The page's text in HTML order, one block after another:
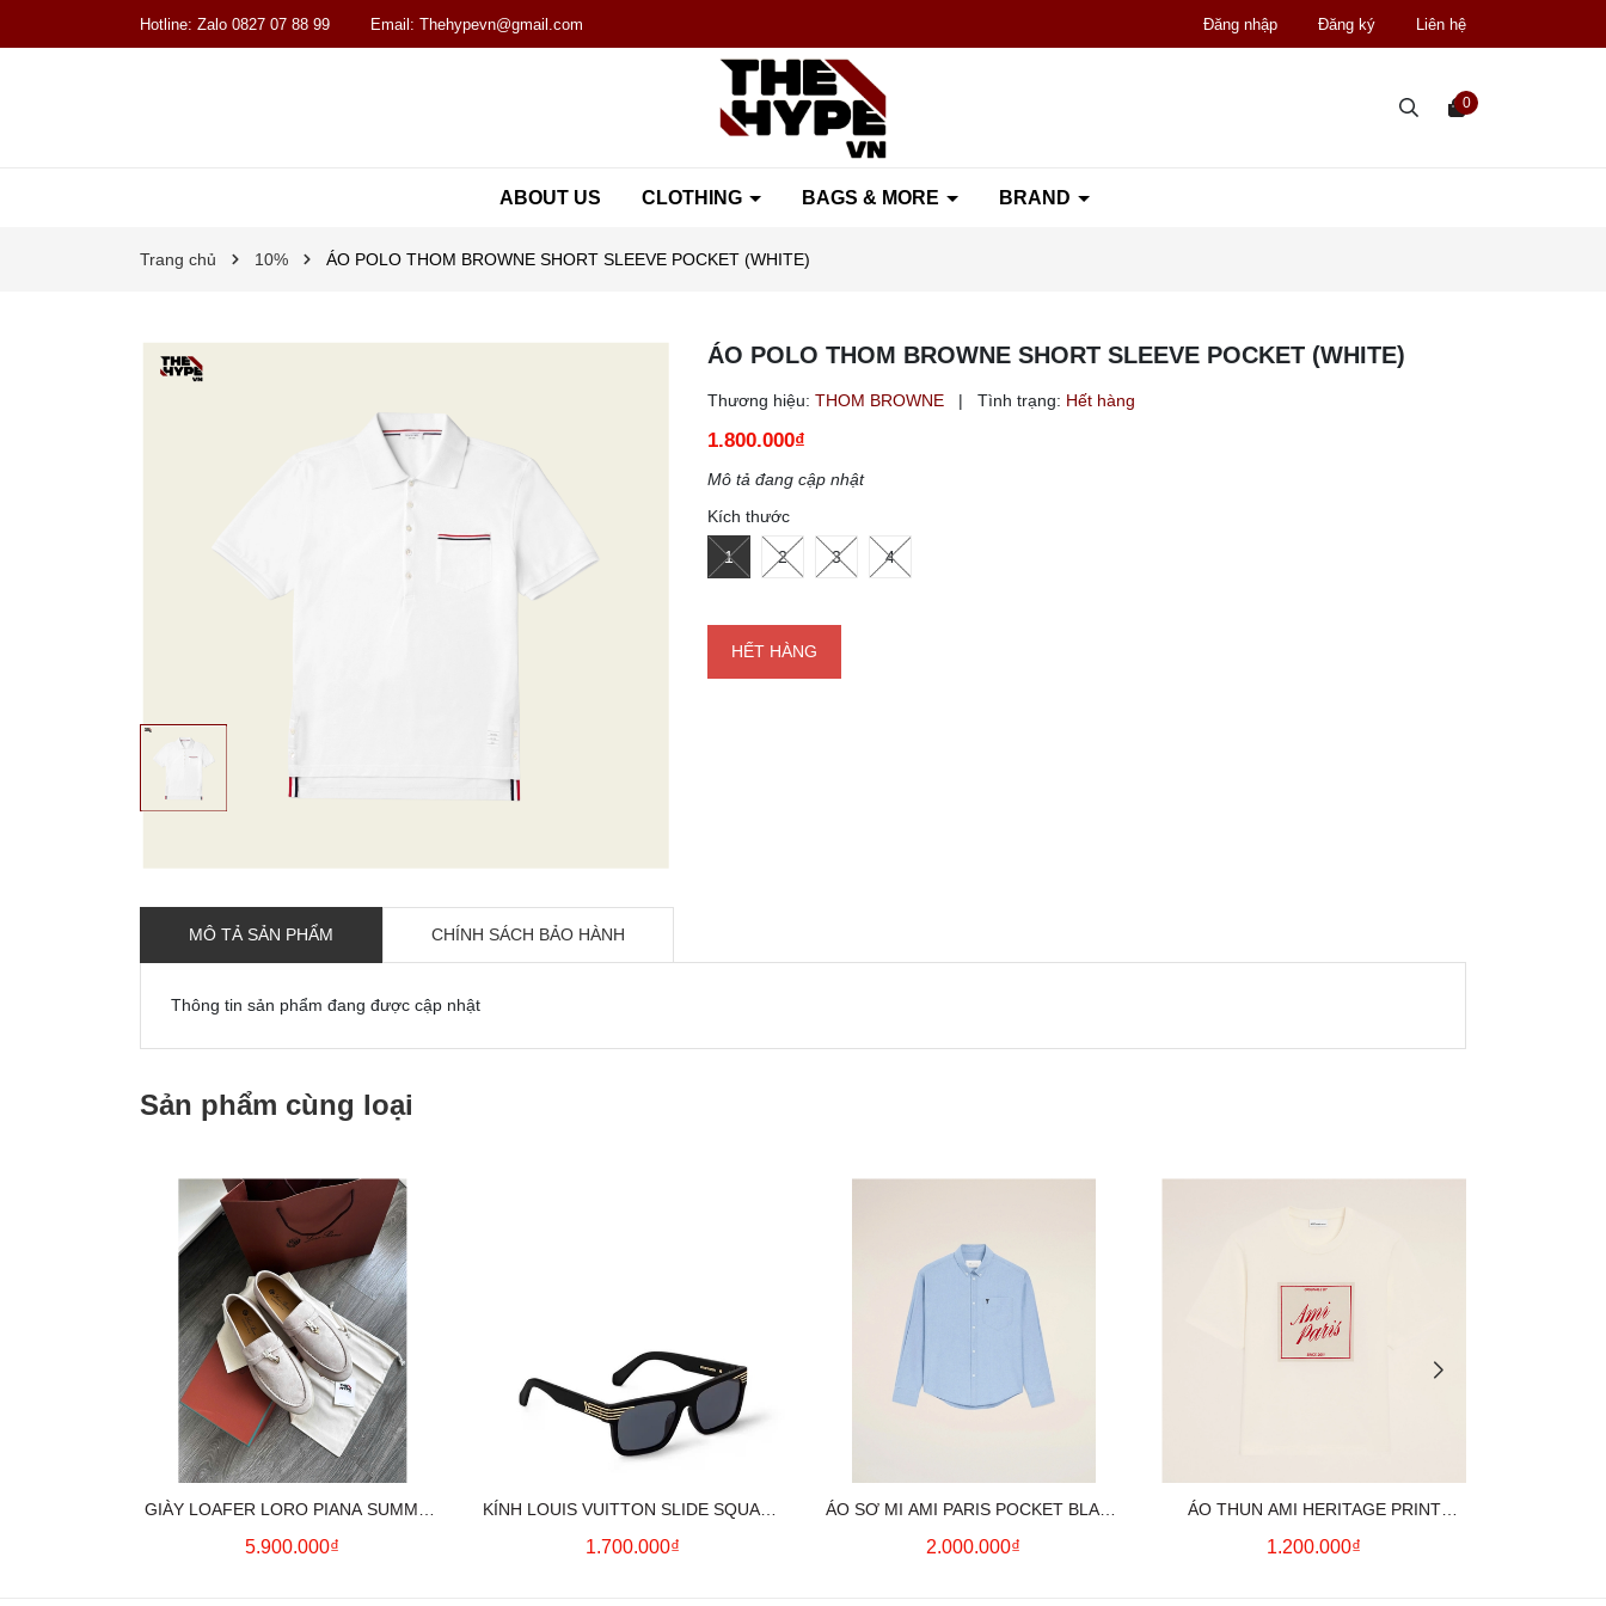
Hotline: Zalo 0827 07 88 99 Email: Thehypevn@gmail.com Đăng nhập Đăng ký Liên hệ
ABOUT US CLOTHING BAGS & MORE BRAND
0
Trang chủ 10% ÁO POLO THOM BROWNE SHORT SLEEVE POCKET (WHITE)
ÁO POLO THOM BROWNE SHORT SLEEVE POCKET (WHITE)
Thương hiệu: THOM BROWNE | Tình trạng: Hết hàng
1.800.000₫
Mô tả đang cập nhật
Kích thước
1 2 3 4
HẾT HÀNG
MÔ TẢ SẢN PHẨM CHÍNH SÁCH BẢO HÀNH
Thông tin sản phẩm đang được cập nhật
Sản phẩm cùng loại
GIÀY LOAFER LORO PIANA SUMMER
CHARMS (CREAM)
5.900.000₫
KÍNH LOUIS VUITTON SLIDE SQUARE
SUNGLASSES
1.700.000₫
ÁO SƠ MI AMI PARIS POCKET BLACK
HEART LONG SLEEVE (BLUE)
2.000.000₫
ÁO THUN AMI HERITAGE PRINT
(WHITE CREAM)
1.200.000₫